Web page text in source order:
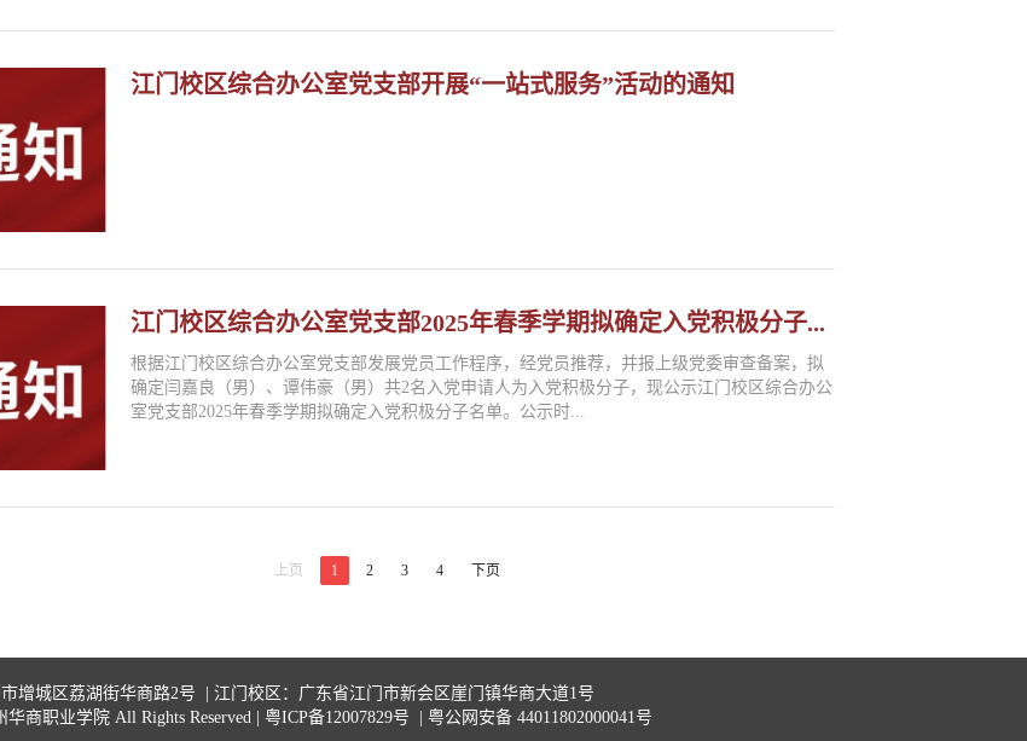
江门校区综合办公室党支部开展“一站式服务”活动的通知
江门校区综合办公室党支部2025年春季学期拟确定入党积极分子...
根据江门校区综合办公室党支部发展党员工作程序，经党员推荐，并报上级党委审查备案，拟
确定闫嘉良（男）、谭伟豪（男）共2名入党申请人为入党积极分子，现公示江门校区综合办公
室党支部2025年春季学期拟确定入党积极分子名单。公示时...
上页 1 2 3 4 下页
增城区荔湖街华商路2号 | 江门校区：广东省江门市新会区崖门镇华商大道1号
商职业学院 All Rights Reserved | 粤ICP备12007829号
| 粤公网安备 44011802000041号